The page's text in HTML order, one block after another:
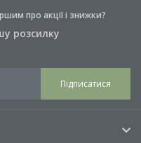
про акції і знижки?
розсилку
Підписатися